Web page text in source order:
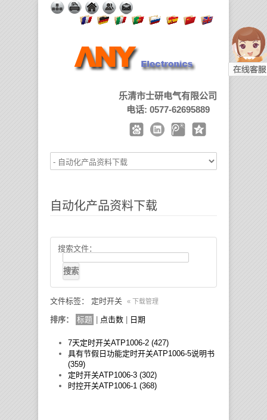
乐清市士研电气有限公司
电话: 0577-62695889
自动化产品资料下载
搜索文件：
文件标签： 定时开关 « 下载管理
排序： 标题 点击数 日期
7天定时开关ATP1006-2 (427)
具有节假日功能定时开关ATP1006-5说明书
(359)
定时开关ATP1006-3 (302)
时控开关ATP1006-1 (368)